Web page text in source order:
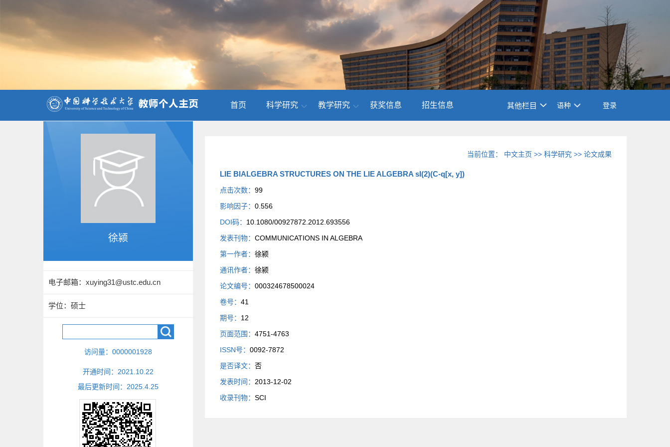
首页 科学研究 教学研究 获奖信息 招生信息 其他栏目 语种 登录
徐颍
电子邮箱： xuying31@ustc.edu.cn
学位：硕士
访问量： 0000001928
开通时间： 2021 10 22
最后更新时间： 2025 4 25
当前位置： 中文主页 >>科学研究 >>论文成果
LIE BIALGEBRA STRUCTURES ON THE LIE ALGEBRA sI(2)(C-q[x, y])
点击次数： 99
影响因子： 0.556
DOI码： 10.1080/00927872.2012.693556
发表刊物： COMMUNICATIONS IN ALGEBRA
第一作者： 徐颍
通讯作者： 徐颍
论文编号： 000324678500024
卷号： 41
期号： 12
页面范围： 4751-4763
ISSN号： 0092-7872
是否译文： 否
发表时间： 2013-12-02
收录刊物： SCI